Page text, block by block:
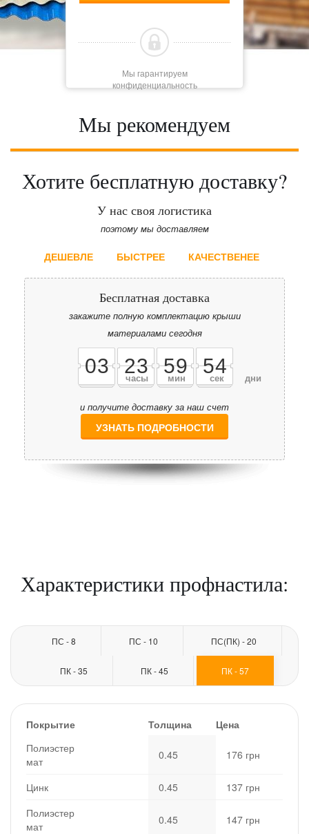
Мы гарантируем
конфиденциальность
Мы рекомендуем
Хотите бесплатную доставку?
У нас своя логистика
поэтому мы доставляем
ДЕШЕВЛЕ БЫСТРЕЕ КАЧЕСТВЕНЕЕ
Бесплатная доставка
закажите полную комплектацию крыши
материалами сегодня
дни
часы мин сек
03 23 59 54
и получите доставку за наш счет
УЗНАТЬ ПОДРОБНОСТИ
Характеристики профнастила:
ПС - 8 ПС - 10 ПС(ПК) - 20
ПК - 35 ПК - 45 ПК - 57
Покрытие Толщина
Цена
Полиэстер
мат
0.45 176
Цинк 0.45
137
Полиэстер
мат
0.45 147